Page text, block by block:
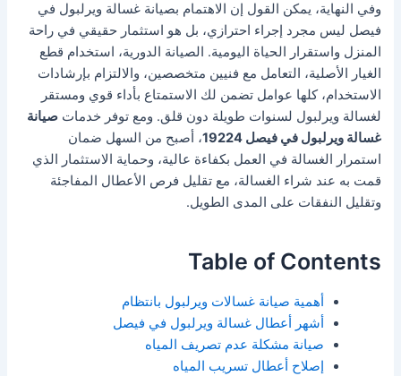
وفي النهاية، يمكن القول إن الاهتمام بصيانة غسالة ويرلبول في
فيصل ليس مجرد إجراء احترازي، بل هو استثمار حقيقي في راحة
المنزل واستقرار الحياة اليومية. الصيانة الدورية، استخدام قطع
الغيار الأصلية، التعامل مع فنيين متخصصين، والالتزام بإرشادات
الاستخدام، كلها عوامل تضمن لك الاستمتاع بأداء قوي ومستقر
لغسالة ويرلبول لسنوات طويلة دون قلق. ومع توفر خدماتصيانة
غسالة ويرلبول في فيصل 19224
، أصبح من السهل ضمان
استمرار الغسالة في العمل بكفاءة عالية، وحماية الاستثمار الذي
قمت به عند شراء الغسالة، مع تقليل فرص الأعطال المفاجئة
وتقليل النفقات على المدى الطويل.
Table of Contents
أهمية صيانة غسالات ويرلبول بانتظام
أشهر أعطال غسالة ويرلبول في فيصل
صيانة مشكلة عدم تصريف المياه
إصلاح أعطال تسريب المياه